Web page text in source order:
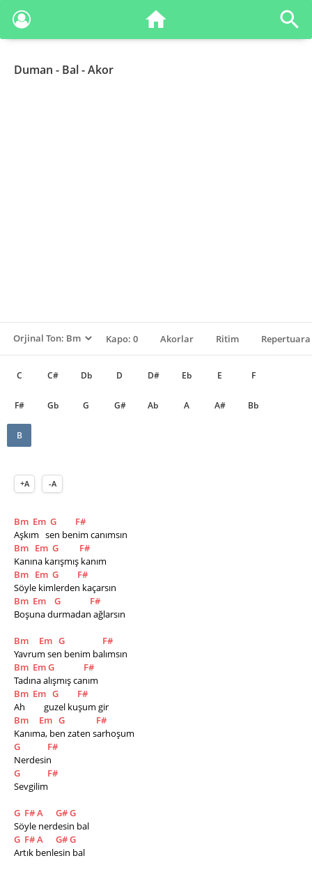
Duman - Bal - Akor
Kapo: 0 Akorlar Ritim Repertuara
C C# Db D D# Eb E F
F# Gb G G# Ab A A# Bb
B
+A -A
Bm Em G
F#
Aşkım   sen benim canımsın
Bm Em G
F#
Kanına karışmış kanım
Bm Em G
F#
Söyle kimlerden kaçarsın
Bm Em G
F#
Boşuna durmadan ağlarsın
Bm Em G
F#
Yavrum sen benim balımsın
Bm EmG
F#
Tadına alışmış canım
Bm Em G
F#
Ah         guzel kuşum gir
Bm
Em G
F#
Kanıma, ben zaten sarhoşum
G
F#
Nerdesin
G
F#
Sevgilim
G F#A G#G
Söyle nerdesin bal
G F#A G#G
Artık benlesin bal